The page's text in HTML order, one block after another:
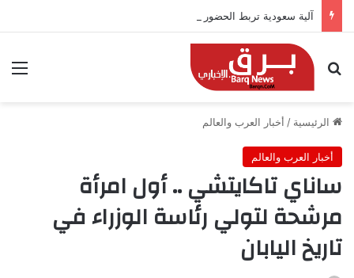
آلية سعودية تربط الحضور باجتياز الدورات
بحث عن
الرئيسية / أخبار العرب والعالم
أخبار العرب والعالم
ساناي تاكايتشي .. أول امرأة
مرشحة لتولي رئاسة الوزراء في
تاريخ اليابان